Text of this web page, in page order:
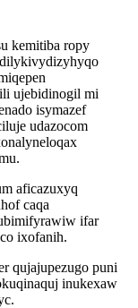
kemitiba ropy
ujebidinogil mi
isymazef
udazocom
aficazuxyq
caqa
ifar
ixofanih.
qujajupezugo puni
inukexaw